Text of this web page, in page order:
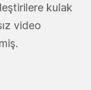
kulak
video